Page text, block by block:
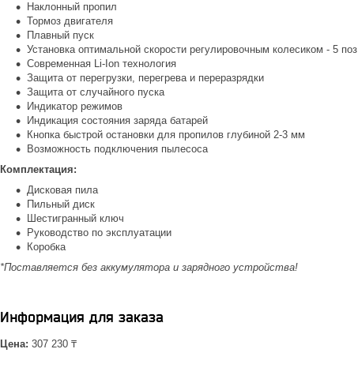
Наклонный пропил
Тормоз двигателя
Плавный пуск
Установка оптимальной скорости регулировочным колесиком - 5 поз
Современная Li-Ion технология
Защита от перегрузки, перегрева и переразрядки
Защита от случайного пуска
Индикатор режимов
Индикация состояния заряда батарей
Кнопка быстрой остановки для пропилов глубиной 2-3 мм
Возможность подключения пылесоса
Комплектация:
Дисковая пила
Пильный диск
Шестигранный ключ
Руководство по эксплуатации
Коробка
*Поставляется без аккумулятора и зарядного устройства!
Информация для заказа
Цена: 307 230 ₸